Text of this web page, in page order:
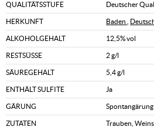
QUALITÄTSSTUFE Deutscher
HERKUNFT Baden
ALKOHOLGEHALT 12,5% vol
RESTSÜSSE 2 g/l
SÄUREGEHALT 5,4 g/l
ENTHÄLT SULFITE Ja
GÄRUNG Spontangärung
ZUTATEN
Trauben,